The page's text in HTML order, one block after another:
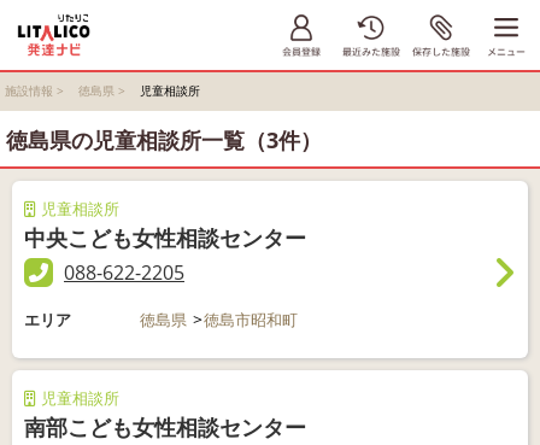
施設情報 > 徳島県 > 児童相談所
徳島県の児童相談所一覧（3件）
児童相談所
中央こども女性相談センター
088-622-2205
エリア 徳島県 徳島市昭和町
児童相談所
南部こども女性相談センター